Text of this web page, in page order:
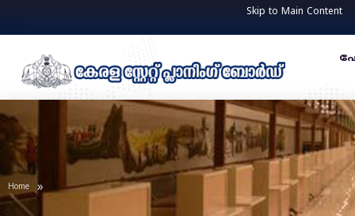
content
Skip to Main Content
Home »